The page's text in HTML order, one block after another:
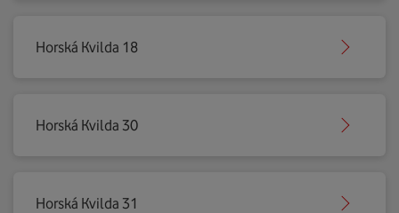
Horská Kvilda 18
Horská Kvilda 30
Horská Kvilda 31